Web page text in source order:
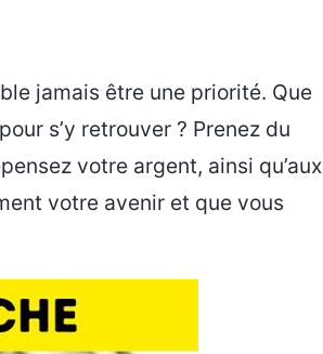
jamais être une priorité. Que
s’y retrouver ? Prenez du
votre argent, ainsi qu’aux
votre avenir et que vous